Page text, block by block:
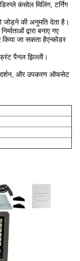
कंसोल मिलिंग, टर्निंग
जोड़ने की अनुमति देता है।
द्वारा बनाए गए
जा सकता हैएन्कोडर
पैनल झिल्ली।
और उपकरण ऑफसेट